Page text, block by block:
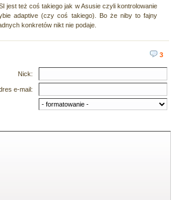
jest też coś takiego jak w Asusie czyli kontrolowanie
adaptive (czy coś takiego). Bo że niby to fajny
konkretów nikt nie podaje.
3
Nick:
e-mail: